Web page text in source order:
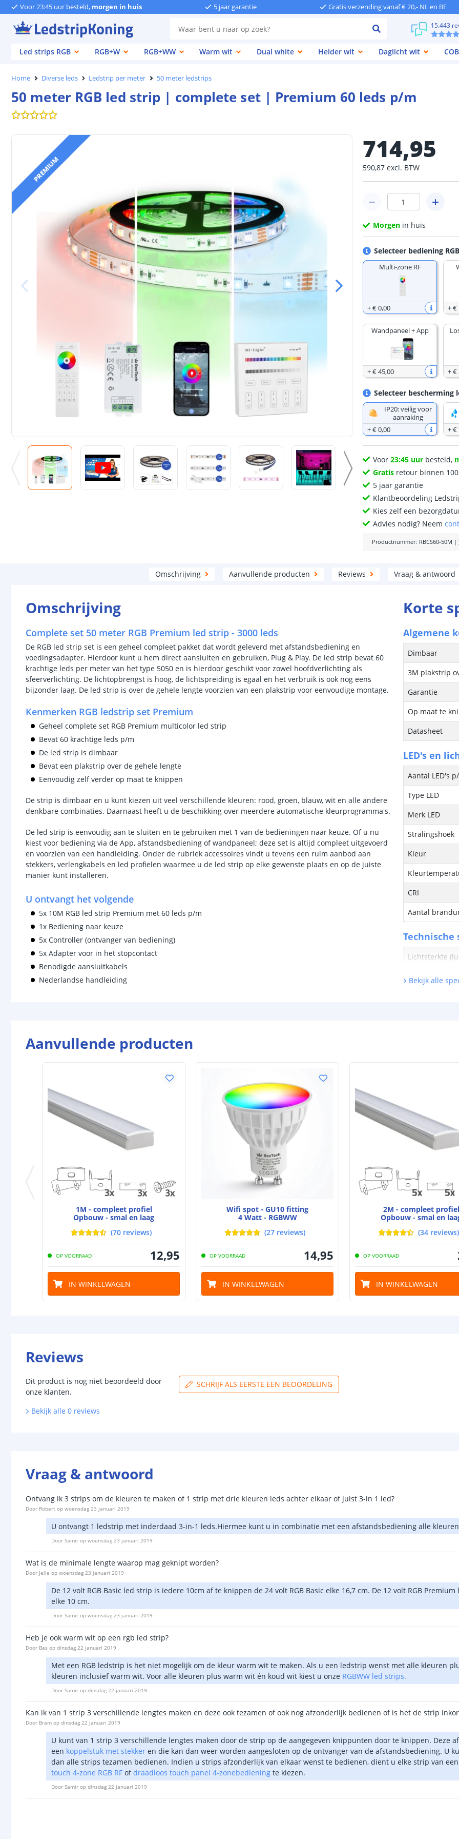
Voor 23:45 uur besteld, morgen in huis 5 jaar garantie Gratis verzending vanaf € 20,- NL en BE
15.443
Led strips RGB
RGB+W RGB+WW Warm wit Dual white Helder wit Daglicht wit COB
Home Diverse leds Ledstrip per meter 50 meter ledstrips
50 meter RGB led strip | complete set | Premium 60 leds p/m
PREMIUM
714,95
590,87 excl. BTW
Morgen in huis
Selecteer bediening
Multi-zone RF
+€ 0,00 +€
Wandpaneel + App
+€ 45,00 +€
Selecteer bescherming
IP20: veilig voor
aanraking
+€ 0,00
+€
Voor23:45 uur besteld,
Gratis retour binnen
5 jaar garantie
Klantbeoordeling
Kies zelf een
Advies nodig? Neem
Productnummer: RBCS60-50M |
Omschrijving Aanvullende producten Reviews Vraag & antwoord
Omschrijving
Complete set 50 meter RGB Premium led strip - 3000 leds
De RGB led strip set is een geheel compleet pakket dat wordt geleverd met afstandsbediening en
voedingsadapter. Hierdoor kunt u hem direct aansluiten en gebruiken, Plug & Play. De led strip bevat 60
krachtige leds per meter van het type 5050 en is hierdoor geschikt voor zowel hoofdverlichting als
sfeerverlichting. De lichtopbrengst is hoog, de lichtspreiding is egaal en het verbruik is ook nog eens
bijzonder laag. De led strip is over de gehele lengte voorzien van een plakstrip voor eenvoudige montage.
Kenmerken RGB ledstrip set Premium
Geheel complete set RGB Premium multicolor led strip
Bevat 60 krachtige leds p/m
De led strip is dimbaar
Bevat een plakstrip over de gehele lengte
Eenvoudig zelf verder op maat te knippen
De strip is dimbaar en u kunt kiezen uit veel verschillende kleuren: rood, groen, blauw, wit en alle andere
denkbare combinaties. Daarnaast heeft u de beschikking over meerdere automatische kleurprogramma's.
De led strip is eenvoudig aan te sluiten en te gebruiken met 1 van de bedieningen naar keuze. Of u nu
kiest voor bediening via de App, afstandsbediening of wandpaneel; deze set is altijd compleet uitgevoerd
en voorzien van een handleiding. Onder de rubriek accessoires vindt u tevens een ruim aanbod aan
stekkers, verlengkabels en led profielen waarmee u de led strip op elke gewenste plaats en op de juiste
manier kunt installeren.
U ontvangt het volgende
5x 10M RGB led strip Premium met 60 leds p/m
1x Bediening naar keuze
5x Controller (ontvanger van bediening)
5x Adapter voor in het stopcontact
Benodigde aansluitkabels
Nederlandse handleiding
Korte
Algemene
Dimbaar
3M plakstrip
Garantie
Op maat te
Datasheet
LED's en
Aantal LED's
Type LED
Merk LED
Stralingshoek
Kleur
CRI
Aantal
Technische
Lichtsterkte
Watt -
Strip
bescherming
Plakstrip
Breedte led
Dikte led strip
Aansluiting
Bekijk alle
Aanvullende producten
1M - compleet profiel
Opbouw - smal en laag
(70 reviews)
OP VOORRAAD 12,95
IN WINKELWAGEN
Wifi spot - GU10 fitting
4 Watt - RGBWW
(27 reviews)
OP VOORRAAD 14,95
IN WINKELWAGEN
2M - compleet profiel
Opbouw - smal en
(34 reviews)
OP VOORRAAD
IN WINKELWAGEN
Reviews
Dit product is nog niet beoordeeld door
onze klanten.
SCHRIJF ALS EERSTE EEN BEOORDELING
Bekijk alle 0 reviews
Vraag & antwoord
Ontvang ik 3 strips om de kleuren te maken of 1 strip met drie kleuren leds achter elkaar of juist 3-in 1 led?
Door Robert op woensdag 23 januari 2019
U ontvangt 1 ledstrip met inderdaad 3-in-1 leds.Hiermee kunt u in combinatie met een afstandsbediening alle
Door Samir op woensdag 23 januari 2019
Wat is de minimale lengte waarop mag geknipt worden?
Door Jelle op woensdag 23 januari 2019
De 12 volt RGB Basic led strip is iedere 10cm af te knippen de 24 volt RGB Basic elke 16,7 cm. De 12 volt RGB
elke 10 cm.
Door Samir op woensdag 23 januari 2019
Heb je ook warm wit op een rgb led strip?
Door Bas op dinsdag 22 januari 2019
Met een RGB ledstrip is het niet mogelijk om de kleur warm wit te maken. Als u een ledstrip wenst met alle kleuren
kleuren inclusief warm wit. Voor alle kleuren plus warm wit én koud wit kiest u onze RGBWW led strips.
Door Samir op dinsdag 22 januari 2019
Kan ik van 1 strip 3 verschillende lengtes maken en deze ook tezamen of ook nog afzonderlijk bedienen of is het de strip
Door Bram op dinsdag 22 januari 2019
U kunt van 1 strip 3 verschillende lengtes maken door de strip op de aangegeven knippunten door te knippen. Deze
een koppelstuk met stekker en die kan dan weer worden aangesloten op de ontvanger van de afstandsbediening. U
dan alle strips tezamen bedienen. Indien u strips afzonderlijk van elkaar wenst te bedienen, dient u elke strip van
touch 4-zone RGB RF ofdraadloos touch panel 4-zonebediening te kiezen.
Door Samir op dinsdag 22 januari 2019